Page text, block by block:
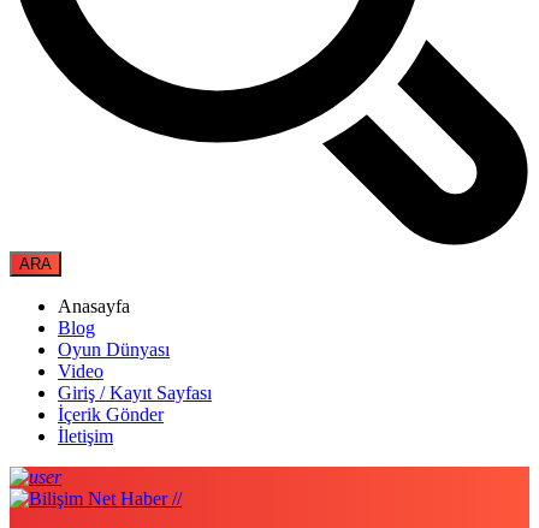
Anasayfa
Blog
Oyun Dünyası
Video
Giriş / Kayıt Sayfası
İçerik Gönder
İletişim